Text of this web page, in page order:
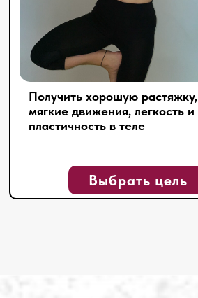
Получить хорошую растяжку,
мягкие движения, легкость и
пластичность в теле
Выбрать цель